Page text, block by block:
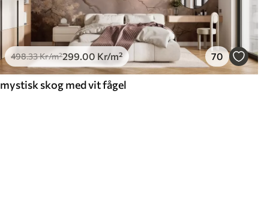
498.33Kr/m²299 .00 Kr/m² 70
mystisk skog med vit fågel